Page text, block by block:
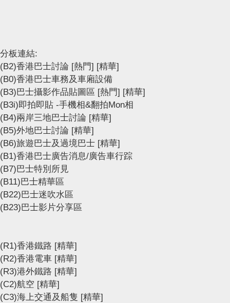
分板連結:
(B2)香港巴士討論 [熱門] [精華]
(B0)香港巴士車務及車廂設備
(B3)巴士攝影作品貼圖區 [熱門] [精華]
(B3i)即拍即貼 -手機相&翻拍Mon相
(B4)兩岸三地巴士討論 [精華]
(B5)外地巴士討論 [精華]
(B6)旅遊巴士及過境巴士 [精華]
(B1)香港巴士廣告消息/廣告車行踪
(B7)巴士特別所見
(B11)巴士精華區
(B22)巴士迷吹水區
(B23)巴士影片分享區
(R1)香港鐵路 [精華]
(R2)香港電車 [精華]
(R3)港外鐵路 [精華]
(C2)航空 [精華]
(C3)海上交通及船隻 [精華]